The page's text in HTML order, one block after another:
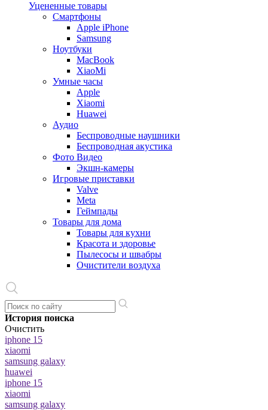
Уцененные товары
Cмартфоны
Apple iPhone
Samsung
Ноутбуки
MacBook
XiaoMi
Умные часы
Apple
Xiaomi
Huawei
Аудио
Беспроводные наушники
Беспроводная акустика
Фото Видео
Экшн-камеры
Игровые приставки
Valve
Meta
Геймпады
Товары для дома
Товары для кухни
Красота и здоровье
Пылесосы и швабры
Очистители воздуха
История поиска
Очистить
iphone 15
xiaomi
samsung galaxy
huawei
iphone 15
xiaomi
samsung galaxy